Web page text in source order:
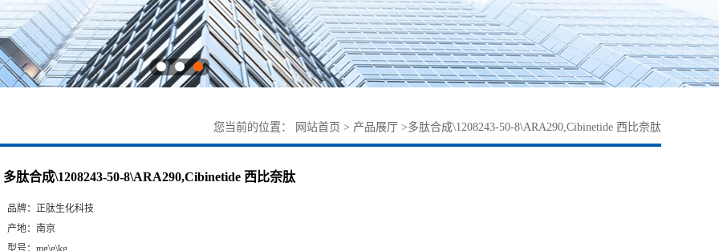
您当前的位置： 网站首页 > 产品展厅 >多肽合成\1208243-50-8\ARA290,Cibinetide 西比奈肽
多肽合成\1208243-50-8\ARA290,Cibinetide 西比奈肽
品牌： 正肽生化科技
产地： 南京
型号： mg\g\kg